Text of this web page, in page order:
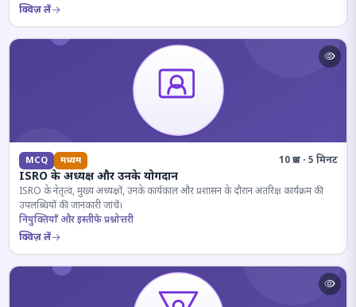
क्विज़ लें
MCQ मध्यम 10 प्रश्न · 5 मिनट
ISRO के अध्यक्ष और उनके योगदान
ISRO के नेतृत्व, मुख्य अध्यक्षों, उनके कार्यकाल और प्रशासन के दौरान अंतरिक्ष कार्यक्रम की
उपलब्धियों की जानकारी जांचें।
नियुक्तियाँ और इस्तीफे प्रश्नोत्तरी
क्विज़ लें